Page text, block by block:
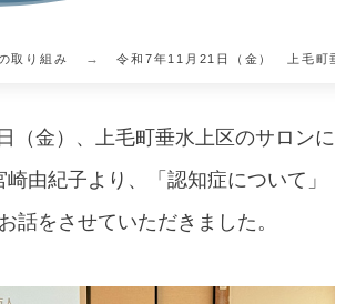
取り組み 令和7年11月21日（金） 上毛町
（金）、上毛町垂水上区のサロンに
由紀子より、「認知症について」
話をさせていただきました。